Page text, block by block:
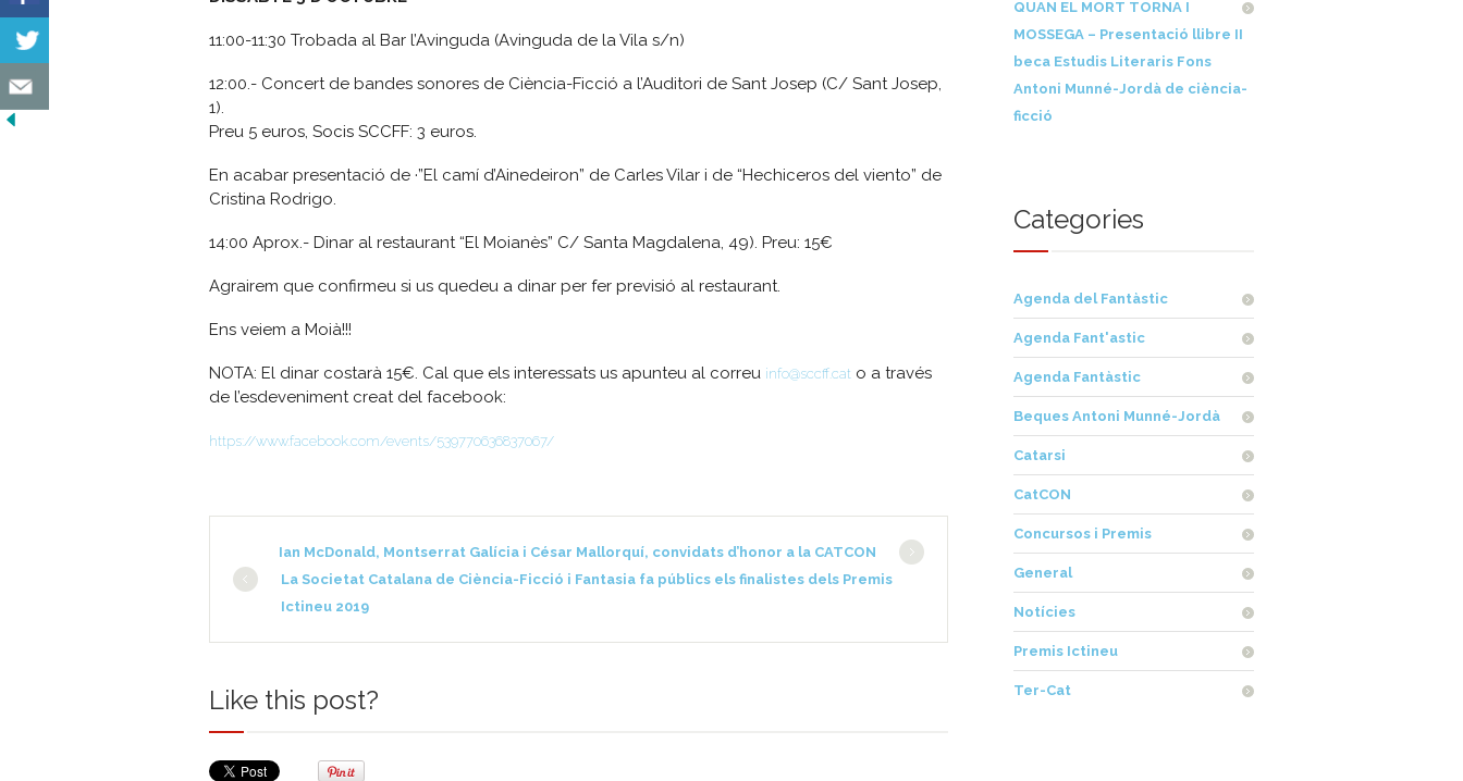
11:00-11:30 Trobada al Bar l’Avinguda (Avinguda de la Vila s/n)
12:00.- Concert de bandes sonores de Ciència-Ficció a l’Auditori de Sant Josep (C/ Sant Josep,
1).
Preu 5 euros, Socis SCCFF: 3 euros.
En acabar presentació de ·”El camí d’Ainedeiron” de Carles Vilar i de “Hechiceros del viento” de
Cristina Rodrigo.
14:00 Aprox.- Dinar al restaurant “El Moianès” C/ Santa Magdalena, 49). Preu: 15€
Agrairem que confirmeu si us quedeu a dinar per fer previsió al restaurant.
Ens veiem a Moià!!!
NOTA: El dinar costarà 15€. Cal que els interessats us apunteu al correu info@sccff.cat o a través
de l’esdeveniment creat del facebook:
https://www.facebook.com/events/539770636837067/
Ian McDonald, Montserrat Galícia i César Mallorquí, convidats d’honor a la CATCON
La Societat Catalana de Ciència-Ficció i Fantasia fa públics els finalistes dels Premis
Ictineu 2019
Like this post?
QUAN EL MORT TORNA I
MOSSEGA – Presentació llibre II
beca Estudis Literaris Fons
Antoni Munné-Jordà de ciència-
ficció
Categories
Agenda del Fantàstic
Agenda Fant'astic
Agenda Fantàstic
Beques Antoni Munné-Jordà
Catarsi
CatCON
Concursos i Premis
General
Notícies
Premis Ictineu
Ter-Cat